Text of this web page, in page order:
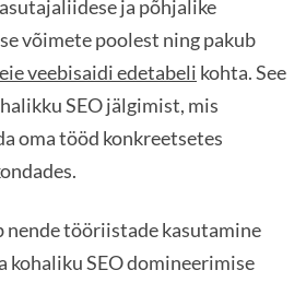
ja põhjalike
võimete poolest ning pakub
veebisaidi edetabeli kohta. See
SEO jälgimist, mis
oma tööd konkreetsetes
nende tööriistade kasutamine
kohaliku SEO domineerimise